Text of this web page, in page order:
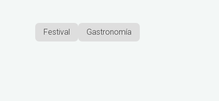
Festival Gastronomía